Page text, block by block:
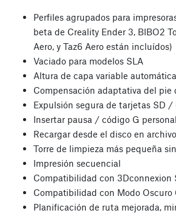
Perfiles agrupados para
beta de Creality Ender 3, BIBO2
Aero, y Taz6 Aero están incluídos)
Vaciado para modelos SLA
Altura de capa variable automática
Compensación adaptativa del pie
Expulsión segura de tarjetas SD /
Insertar pausa / código G
Recargar desde el disco en
Torre de limpieza más pequeña
Impresión secuencial
Compatibilidad con 3Dconnexion
Compatibilidad con Modo Oscuro
Planificación de ruta mejorada,